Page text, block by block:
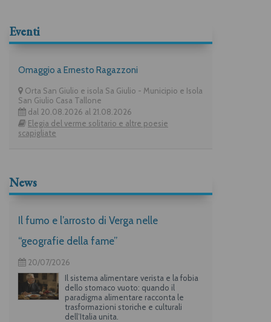
Eventi
Omaggio a Ernesto Ragazzoni
Orta San Giulio e isola Sa Giulio - Municipio e Isola
San Giulio Casa Tallone
dal 20.08.2026 al 21.08.2026
Elegia del verme solitario e altre poesie
scapigliate
News
Il fumo e l’arrosto di Verga nelle
“geografie della fame”
20/07/2026
Il sistema alimentare verista e la fobia
dello stomaco vuoto: quando il
paradigma alimentare racconta le
trasformazioni storiche e culturali
dell’Italia unita.